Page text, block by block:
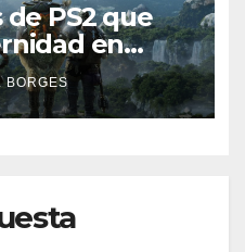
PS2 que
en
BORGES